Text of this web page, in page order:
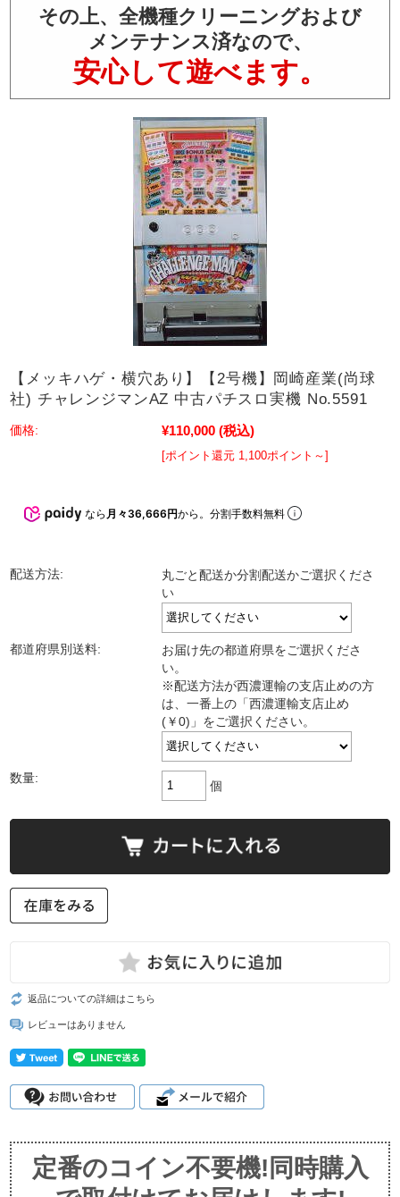
その上、全機種クリーニングおよび
メンテナンス済なので、
安心して遊べます。
【メッキハゲ・横穴あり】【2号機】岡崎産業(尚球
社) チャレンジマンAZ 中古パチスロ実機 No.5591
価格: ¥110,000 (税込)
[ポイント還元 1,100ポイント～]
なら 月々36,666円から。分割手数料無料
配送方法:
丸ごと配送か分割配送かご選択くださ
い
都道府県別送料:
お届け先の都道府県をご選択くださ
い。
※配送方法が西濃運輸の支店止めの方
は、一番上の「西濃運輸支店止め
(￥0)」をご選択ください。
数量:
個
返品についての詳細はこちら
レビューはありません
定番のコイン不要機!同時購入